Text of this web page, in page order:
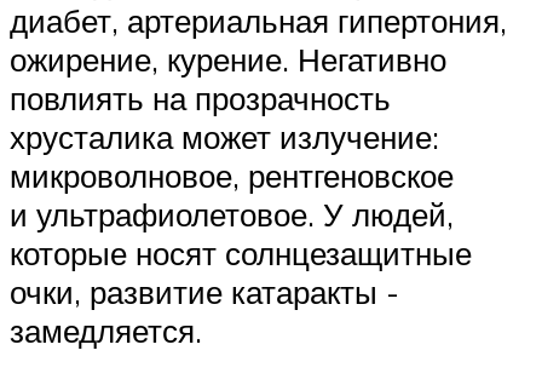
диабет, артериальная гипертония,
ожирение, курение. Негативно
повлиять на прозрачность
хрусталика может излучение:
микроволновое, рентгеновское
и ультрафиолетовое. У людей,
которые носят солнцезащитные
очки, развитие катаракты ­
замедляется.